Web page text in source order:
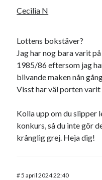
Cecilia N
Lottens bokstäver?
Jag har nog bara varit
1985/86 eftersom jag
blivande maken nån
Visst har väl porten
Kolla upp om du slipper
konkurs, så du inte gör
krånglig grej. Heja dig!
#5 april 2024 22:40